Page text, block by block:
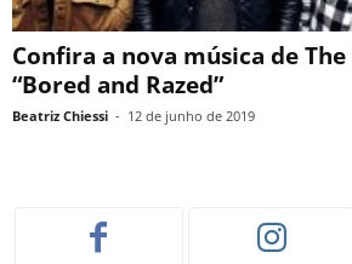
Confira a nova música de
“Bored and Razed”
Beatriz Chiessi - 12 de junho de 2019